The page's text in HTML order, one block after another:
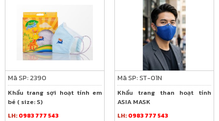
Mã SP: 2390
Khẩu trang sợi hoạt tính em
bé ( size: S)
LH:0983 777 543
Mã SP: ST-01N
Khẩu trang than hoạt tính
ASIA MASK
LH:0983 777 543